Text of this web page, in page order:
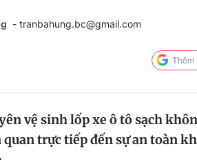
- tranbahung.bc@gmail.com
vệ sinh lốp xe ô tô sạch
trực tiếp đến sự an toàn